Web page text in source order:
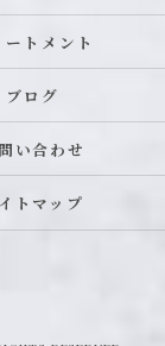
ートメント
ブログ
い合わせ
トマップ